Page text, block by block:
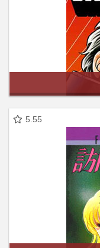
5.55